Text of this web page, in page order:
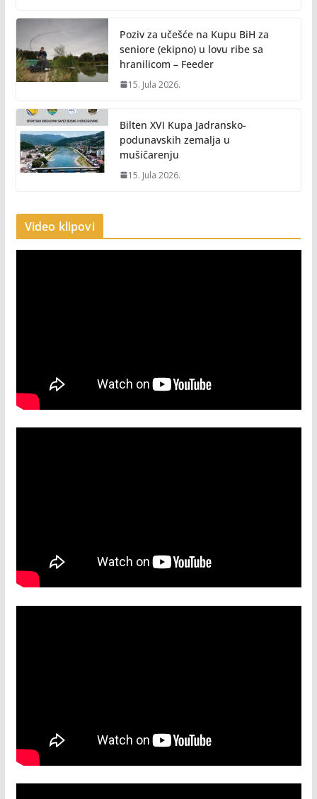
Poziv za učešće na Kupu BiH za
seniore (ekipno) u lovu ribe sa
hranilicom – Feeder
15. Jula 2026.
Bilten XVI Kupa Jadransko-
podunavskih zemalja u
mušičarenju
15. Jula 2026.
Video klipovi